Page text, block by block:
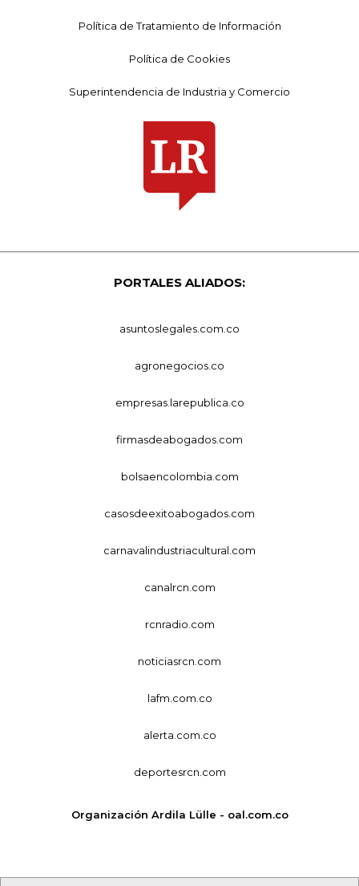
Política de Tratamiento de Información
Política de Cookies
Superintendencia de Industria y Comercio
PORTALES ALIADOS:
asuntoslegales.com.co
agronegocios.co
empresas.larepublica.co
firmasdeabogados.com
bolsaencolombia.com
casosdeexitoabogados.com
carnavalindustriacultural.com
canalrcn.com
rcnradio.com
noticiasrcn.com
lafm.com.co
alerta.com.co
deportesrcn.com
Organización Ardila Lülle - oal.com.co